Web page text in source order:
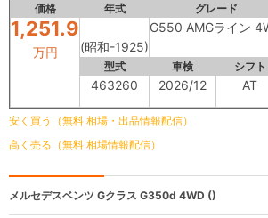
価格 年式 グレード
1,251.9
万円 (昭和-1925)
G550 AMGライン
型式 車検 シフト
463260 2026/12 AT
安く買う（無料 相場・出品情報配信）
高く売る（無料 相場情報配信）
メルセデスベンツ Gクラス G350d 4WD ()